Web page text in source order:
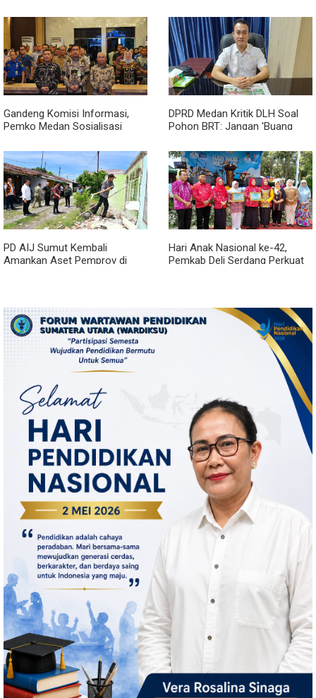
Kepulauan Nias
SP3 Catin
Gandeng Komisi Informasi,
Pemko Medan Sosialisasi
DPRD Medan Kritik DLH Soal
Pohon BRT: Jangan 'Buang
PD AIJ Sumut Kembali
Amankan Aset Pemprov di
Hari Anak Nasional ke-42,
Pemkab Deli Serdang Perkuat